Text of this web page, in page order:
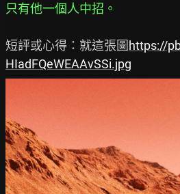
只有他一個人中招。
短評或心得：就這張圖 https://
HIadFQeWEAAvSSi.jpg